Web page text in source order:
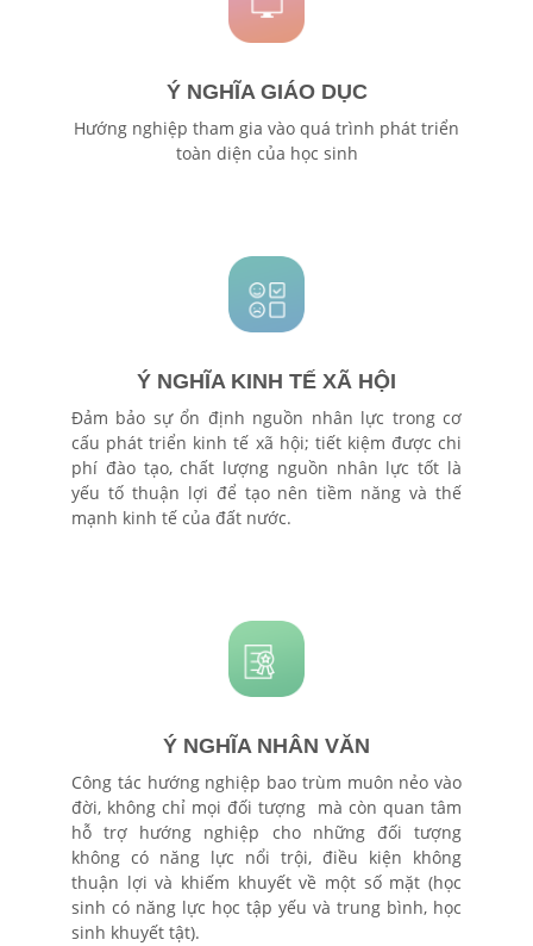
Ý NGHĨA GIÁO DỤC
Hướng nghiệp tham gia vào quá trình phát triển
toàn diện của học sinh
Ý NGHĨA KINH TẾ XÃ HỘI
Đảm bảo sự ổn định nguồn nhân lực trong cơ
cấu phát triển kinh tế xã hội; tiết kiệm được chi
phí đào tạo, chất lượng nguồn nhân lực tốt là
yếu tố thuận lợi để tạo nên tiềm năng và thế
mạnh kinh tế của đất nước.
Ý NGHĨA NHÂN VĂN
Công tác hướng nghiệp bao trùm muôn nẻo vào
đời, không chỉ mọi đối tượng mà còn quan tâm
hỗ trợ hướng nghiệp cho những đối tượng
không có năng lực nổi trội, điều kiện không
thuận lợi và khiếm khuyết về một số mặt (học
sinh có năng lực học tập yếu và trung bình, học
sinh khuyết tật).